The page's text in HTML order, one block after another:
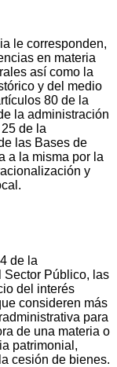
le corresponden,
en materia
así como la
y del medio
80 de la
la administración
de la
las Bases de
a la misma por la
y
de la
Sector Público, las
del interés
consideren más
para
de una materia o
patrimonial,
cesión de bienes.